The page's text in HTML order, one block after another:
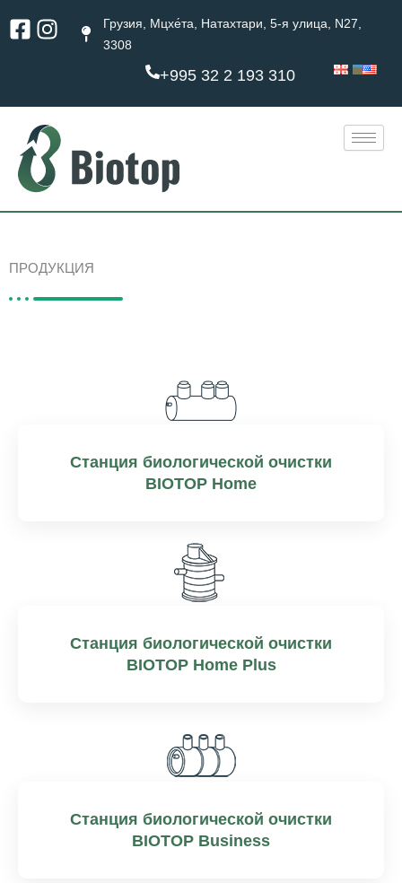
Facebook-
square
InstagramГрузия, Мцхе́та, Натахтари, 5-я улица, N27,
3308
+995 32 2 193 310
ПРОДУКЦИЯ
Станция биологической очистки
BIOTOP Home
Станция биологической очистки
BIOTOP Home Plus
Станция биологической очистки
BIOTOP Business